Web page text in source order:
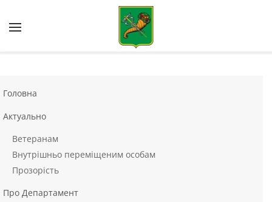
Skip to main content
Головна
Актуально
Ветеранам
Внутрішньо переміщеним особам
Прозорість
Про Департамент